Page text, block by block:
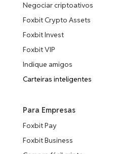
Negociar criptoativos
Foxbit Crypto Assets
Foxbit Invest
Foxbit VIP
Indique amigos
Carteiras inteligentes
Para Empresas
Foxbit Pay
Foxbit Business